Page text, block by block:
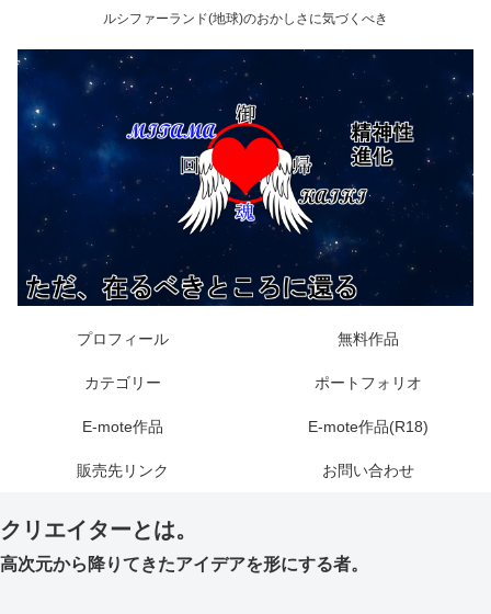
ルシファーランド(地球)のおかしさに気づくべき
プロフィール 無料作品
カテゴリー ポートフォリオ
E-mote作品 E-mote作品(R18)
販売先リンク お問い合わせ
クリエイターとは。
高次元から降りてきたアイデアを形にする者。